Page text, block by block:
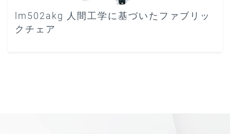
lm502akg 人間工学に基づいたファブリッ
クチェア